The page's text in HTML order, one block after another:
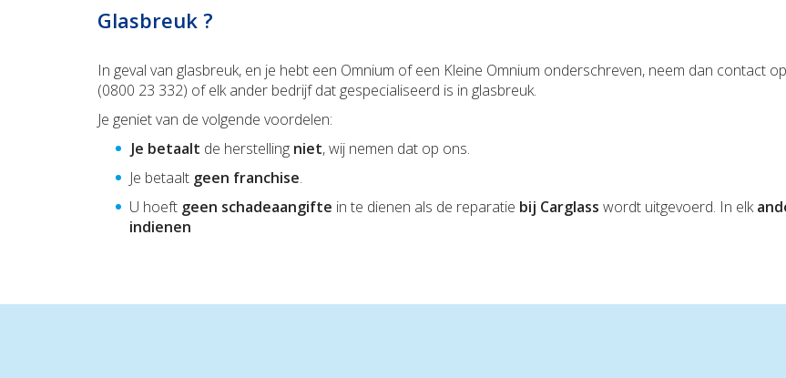
Glasbreuk ?
In geval van glasbreuk, en je hebt een Omnium of een Kleine Omnium onderschreven, neem dan contact
(0800 23 332) of elk ander bedrijf dat gespecialiseerd is in
Je geniet van de volgende voordelen:
Je betaalt de herstelling niet, wij nemen dat op ons.
Je betaalt geen franchise.
U hoeft geen schadeaangifte in te dienen als de reparatie bij Carglass wordt uitgevoerd. In elk
indienen